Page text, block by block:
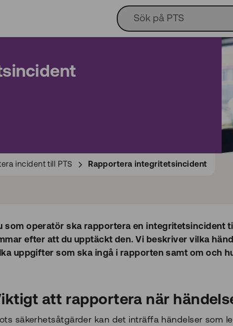
incident till PTS Rapportera integritetsincident
som operatör ska rapportera en integritetsincident
efter att du upptäckt den. Vi beskriver vilka
uppgifter som ska ingå i rapporten samt om och
att rapportera när
säkerhetsåtgärder kan det inträffa händelser som